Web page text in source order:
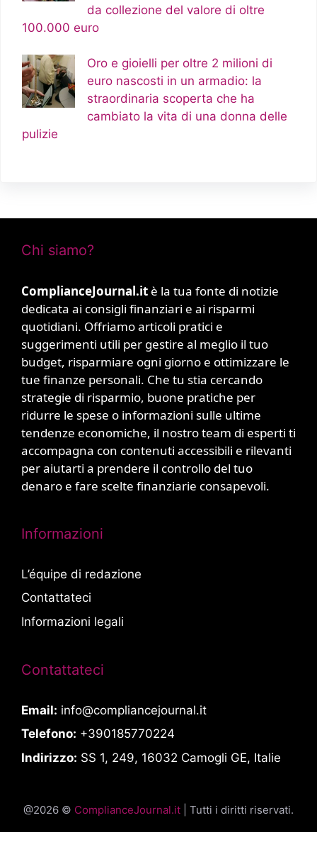
da collezione del valore di oltre
100.000 euro
Oro e gioielli per oltre 2 milioni di
euro nascosti in un armadio: la
straordinaria scoperta che ha
cambiato la vita di una donna delle
pulizie
Chi siamo?
ComplianceJournal.it è la tua fonte di notizie
dedicata ai consigli finanziari e ai risparmi
quotidiani. Offriamo articoli pratici e
suggerimenti utili per gestire al meglio il tuo
budget, risparmiare ogni giorno e ottimizzare le
tue finanze personali. Che tu stia cercando
strategie di risparmio, buone pratiche per
ridurre le spese o informazioni sulle ultime
tendenze economiche, il nostro team di esperti ti
accompagna con contenuti accessibili e rilevanti
per aiutarti a prendere il controllo del tuo
denaro e fare scelte finanziarie consapevoli.
Informazioni
L’équipe di redazione
Contattateci
Informazioni legali
Contattateci
Email: info@compliancejournal.it
Telefono: +390185770224
Indirizzo: SS 1, 249, 16032 Camogli GE, Italie
@2026 © ComplianceJournal.it | Tutti i diritti riservati.